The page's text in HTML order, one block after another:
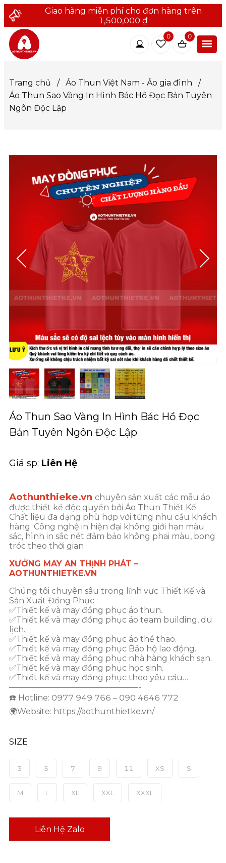
Giao hàng miễn phí cho đơn hàng trên
1,500,000 ₫
0 0
Trang chủ / Áo Thun Việt Nam - Áo gia đình
/
Áo Thun Sao Vàng In Hình Bác Hồ Đọc Bản Tuyên
Ngôn Độc Lập
Áo Thun Sao Vàng In Hình Bác Hồ Đọc
Bản Tuyên Ngôn Độc Lập
Aothunthieke.vn chuyên sản xuất các mẫu áo
được thiết kế độc quyền bởi Áo Thun Thiết Kế.
Chất liệu đa dạng phù hợp với từng nhu cầu khách
hàng. Công nghệ in hiện đại không giới hạn màu
sắc, hình in sắc nét đảm bảo không phai màu, bong
tróc theo thời gian
XƯỞNG MAY AN THỊNH PHÁT –
AOTHUNTHIETKE.VN
Chúng tôi chuyên sâu trong lĩnh vực Thiết Kế và
Sản Xuất Đồng Phục :
✅Thiết kế và may đồng phục áo thun.
✅Thiết kế và may đồng phục áo team building, du
lịch.
✅Thiết kế và may đồng phục áo thể thao.
✅Thiết kế và may đồng phục Bảo hộ lao động.
✅Thiết kế và may đồng phục nhà hàng khách sạn.
✅Thiết kế và may đồng phục học sinh.
✅Thiết kế và may đồng phục theo yêu cầu…
————————————————-
☎️ Hotline: 0977 949 766 – 090 4646 772
🌍Website: https://aothunthietke.vn/
Liên Hệ Zalo
3 5 7 9 11 XS S
M L XL XXL XXXL
SIZE
Giá sp: Liên Hệ